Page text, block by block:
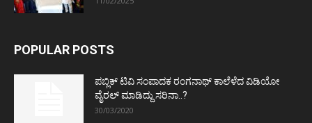
POPULAR POSTS
ಪಬ್ಲಿಕ್ ಟಿವಿ ಸಂಪಾದಕ ರಂಗನಾಥ್ ಕಾಲೆಳೆದ ವಿಡಿಯೋ
ವೈರಲ್ ಮಾಡಿದ್ದು ಸರಿನಾ..?
30/03/2020